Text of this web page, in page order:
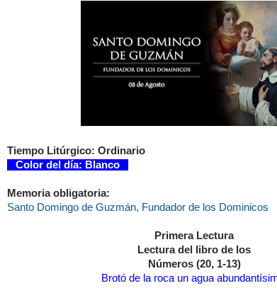
Tiempo Litúrgico: Ordinario
Color del día: Blanco
Memoria obligatoria:
Santo Domingo de Guzmán, Fundador de los Dominicos
Primera Lectura
Lectura del libro de los
Números (20, 1-13)
Brotó de la roca un agua